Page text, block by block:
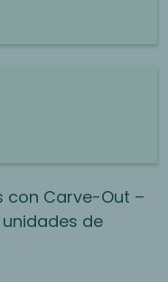
con Carve-Out –
de